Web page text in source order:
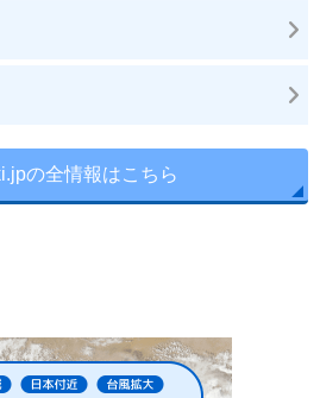
の全情報はこちら